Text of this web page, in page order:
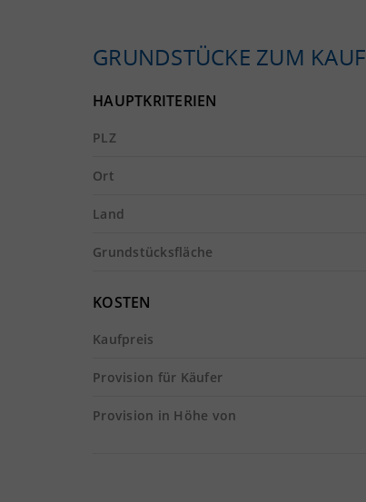
GRUNDSTÜCKE ZUM KAUF
HAUPTKRITERIEN
PLZ
Ort
Land
Grundstücksfläche
KOSTEN
Kaufpreis
Provision für Käufer
Provision in Höhe von